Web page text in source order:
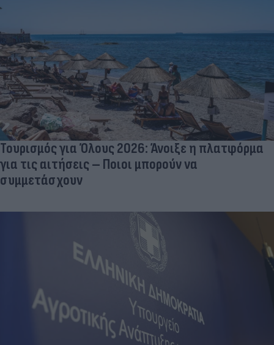
Τουρισμός για Όλους 2026: Άνοιξε η πλατφόρμα
για τις αιτήσεις – Ποιοι μπορούν να
συμμετάσχουν